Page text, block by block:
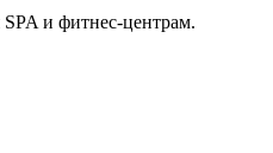
SPA и фитнес-центрам.